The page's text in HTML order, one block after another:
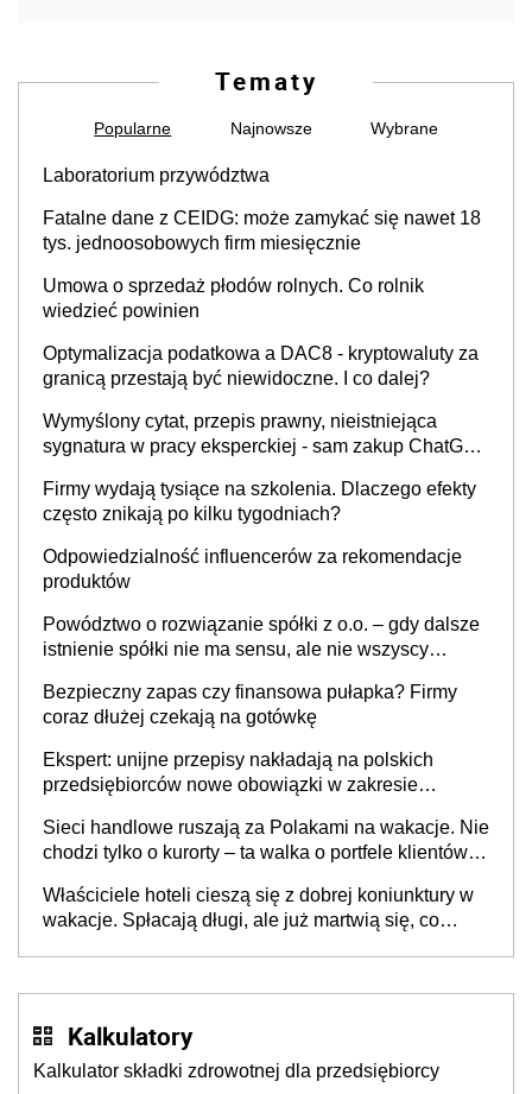
Tematy
Popularne Najnowsze Wybrane
Laboratorium przywództwa
Fatalne dane z CEIDG: może zamykać się nawet 18
tys. jednoosobowych firm miesięcznie
Umowa o sprzedaż płodów rolnych. Co rolnik
wiedzieć powinien
Optymalizacja podatkowa a DAC8 - kryptowaluty za
granicą przestają być niewidoczne. I co dalej?
Wymyślony cytat, przepis prawny, nieistniejąca
sygnatura w pracy eksperckiej - sam zakup ChatGPT
Firmy wydają tysiące na szkolenia. Dlaczego efekty
często znikają po kilku tygodniach?
Odpowiedzialność influencerów za rekomendacje
produktów
Powództwo o rozwiązanie spółki z o.o. – gdy dalsze
istnienie spółki nie ma sensu, ale nie wszyscy
Bezpieczny zapas czy finansowa pułapka? Firmy
coraz dłużej czekają na gotówkę
Ekspert: unijne przepisy nakładają na polskich
przedsiębiorców nowe obowiązki w zakresie
Sieci handlowe ruszają za Polakami na wakacje. Nie
chodzi tylko o kurorty – ta walka o portfele klientów
cichu
Właściciele hoteli cieszą się z dobrej koniunktury w
wakacje. Spłacają długi, ale już martwią się, co
Kalkulatory
Kalkulator składki zdrowotnej dla przedsiębiorcy